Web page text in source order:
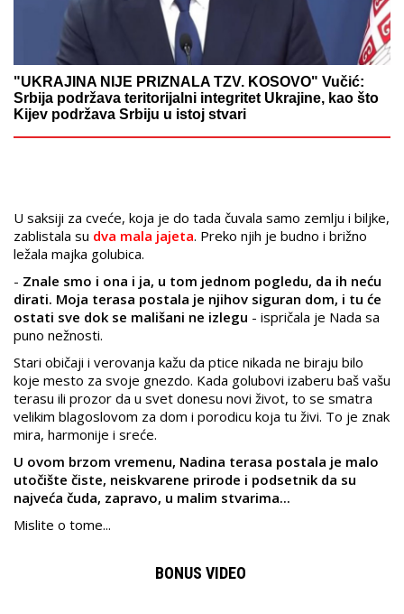
"UKRAJINA NIJE PRIZNALA TZV. KOSOVO" Vučić:
Srbija podržava teritorijalni integritet Ukrajine, kao što
Kijev podržava Srbiju u istoj stvari
U saksiji za cveće, koja je do tada čuvala samo zemlju i biljke,
zablistala su dva mala jajeta. Preko njih je budno i brižno
ležala majka golubica.
- Znale smo i ona i ja, u tom jednom pogledu, da ih neću
dirati. Moja terasa postala je njihov siguran dom, i tu će
ostati sve dok se mališani ne izlegu - ispričala je Nada sa
puno nežnosti.
Stari običaji i verovanja kažu da ptice nikada ne biraju bilo
koje mesto za svoje gnezdo. Kada golubovi izaberu baš vašu
terasu ili prozor da u svet donesu novi život, to se smatra
velikim blagoslovom za dom i porodicu koja tu živi. To je znak
mira, harmonije i sreće.
U ovom brzom vremenu, Nadina terasa postala je malo
utočište čiste, neiskvarene prirode i podsetnik da su
najveća čuda, zapravo, u malim stvarima...
Mislite o tome...
BONUS VIDEO